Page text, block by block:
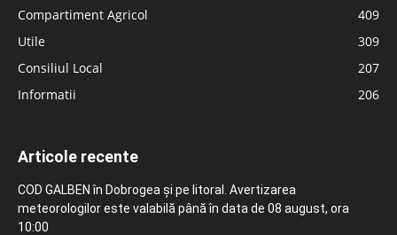
Compartiment Agricol
409
Utile
309
Consiliul Local
207
Informatii
206
Articole recente
COD GALBEN în Dobrogea și pe litoral. Avertizarea
meteorologilor este valabilă până în data de 08 august, ora
10:00